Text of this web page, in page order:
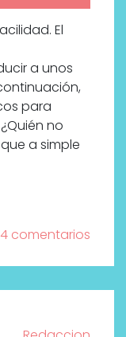
El
a unos
para
no
a simple
4 comentarios